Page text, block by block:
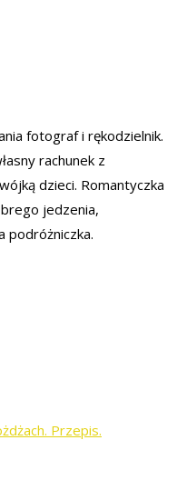
fotograf i rękodzielnik.
rachunek z
dzieci. Romantyczka
jedzenia,
podróżniczka.
Przepis.